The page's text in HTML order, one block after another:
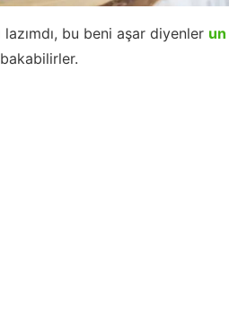
bu beni aşar diyenler un